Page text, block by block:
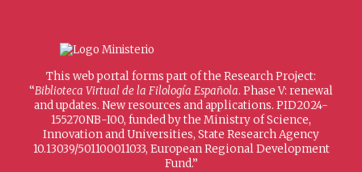
This web portal forms part of the Research Project:
“Biblioteca Virtual de la Filología Española. Phase V: renewal
and updates. New resources and applications. PID2024-
155270NB-I00, funded by the Ministry of Science,
Innovation and Universities, State Research Agency
10.13039/501100011033, European Regional Development
Fund.”